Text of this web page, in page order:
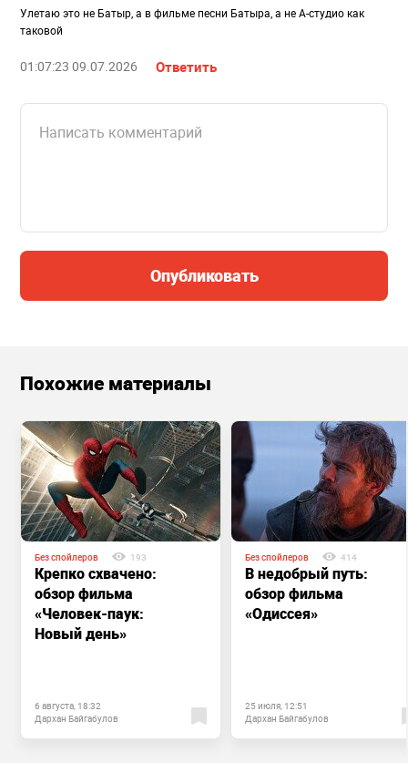
Улетаю это не Батыр, а в фильме песни Батыра, а не А-студио как
таковой
01:07:23 09.07.2026 Ответить
Опубликовать
Похожие материалы
Без спойлеров 193
Крепко схвачено:
обзор фильма
«Человек-паук:
Новый день»
6 августа, 18:32
Дархан Байгабулов
Без спойлеров 414
В недобрый путь:
обзор фильма
«Одиссея»
25 июля, 12:51
Дархан Байгабулов